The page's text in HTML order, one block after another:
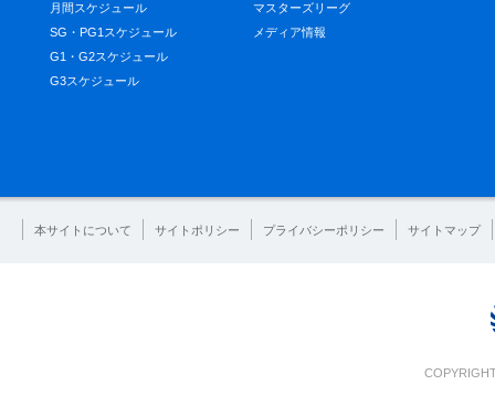
月間スケジュール
SG・PG1スケジュール
G1・G2スケジュール
G3スケジュール
マスターズリーグ
メディア情報
本サイトについて サイトポリシー プライバシーポリシー サイトマップ